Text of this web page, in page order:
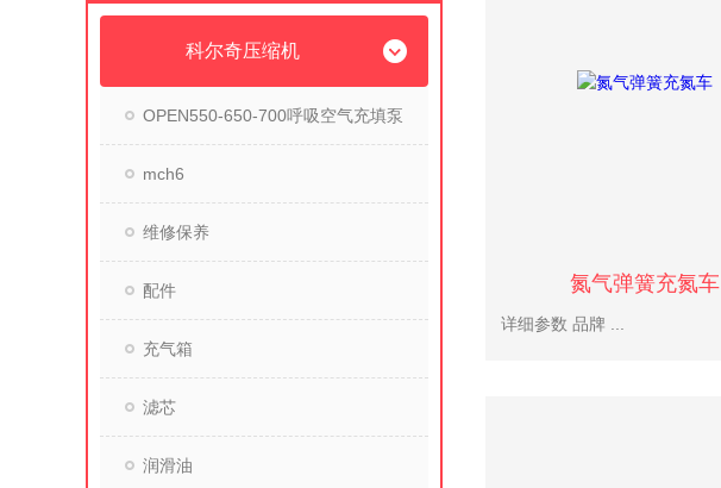
科尔奇压缩机
OPEN550-650-700呼吸空气充填泵
mch6
维修保养
配件
充气箱
滤芯
润滑油
氮气弹簧充氮车